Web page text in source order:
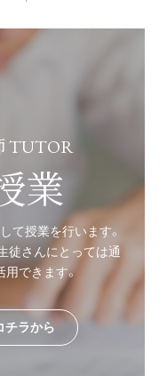
TUTOR
業
て授業を行います。
徒さんにとっては通
用できます。
チラから